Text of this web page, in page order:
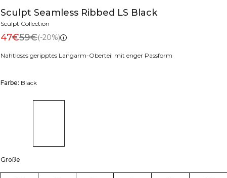
Sculpt Seamless Ribbed LS Black
Sculpt Collection
47€59€(-20%)
Nahtloses geripptes Langarm-Oberteil mit enger Passform
Farbe: Black
Größe